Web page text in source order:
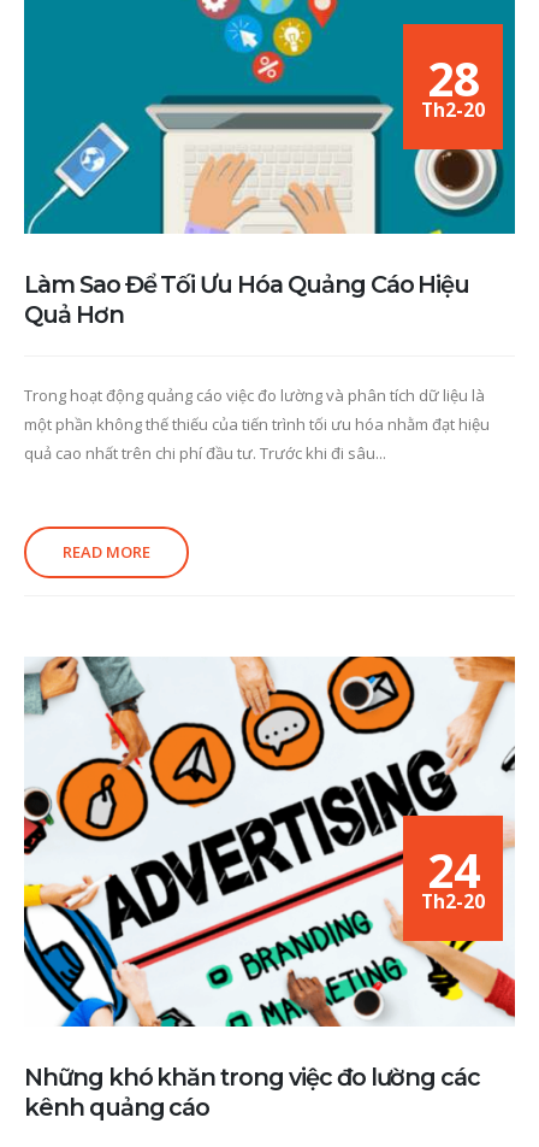
28
Th2-20
Làm Sao Để Tối Ưu Hóa Quảng Cáo Hiệu
Quả Hơn
Trong hoạt động quảng cáo việc đo lường và phân tích dữ liệu là
một phần không thế thiếu của tiến trình tối ưu hóa nhằm đạt hiệu
quả cao nhất trên chi phí đầu tư. Trước khi đi sâu...
READ MORE
24
Th2-20
Những khó khăn trong việc đo lường các
kênh quảng cáo